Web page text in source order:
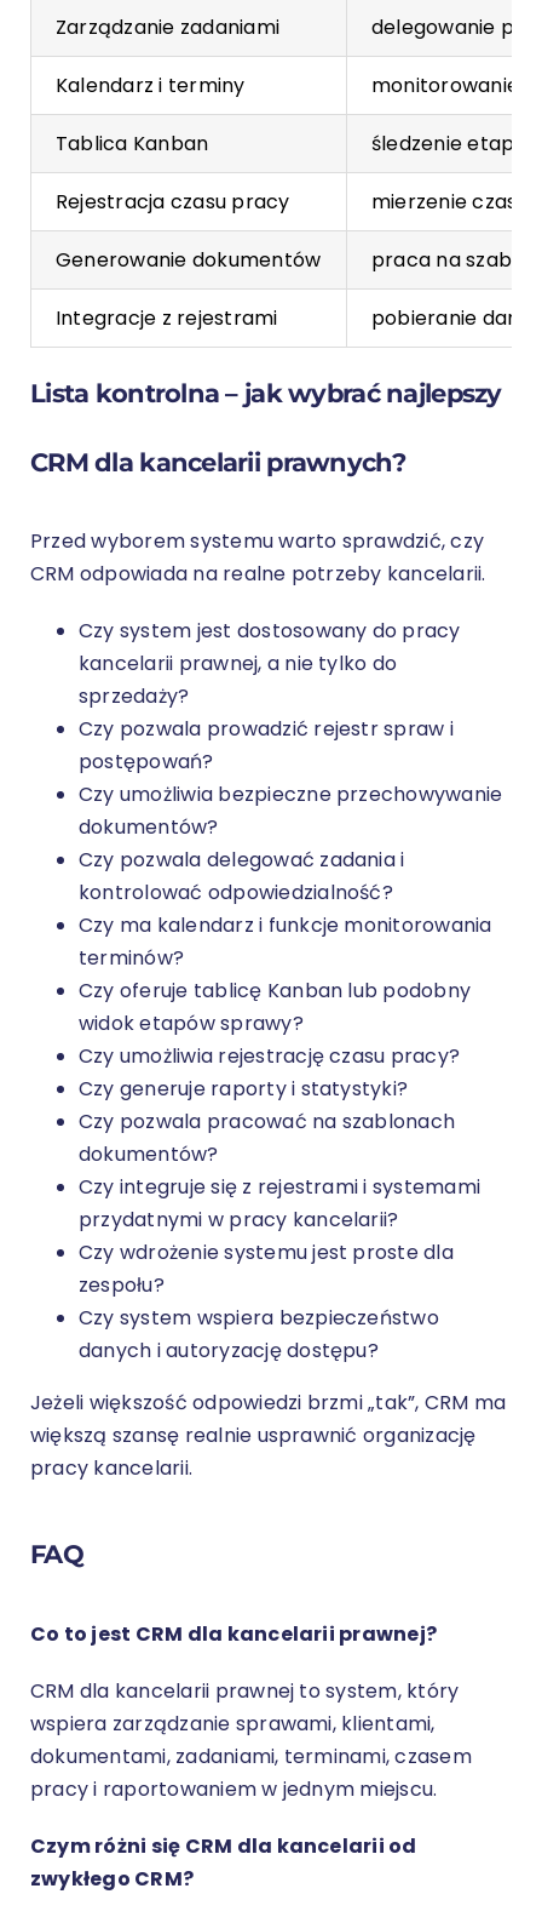
Zarządzanie zadaniami delegowanie
Kalendarz i terminy monitorowanie
Tablica Kanban śledzenie
Rejestracja czasu pracy mierzenie czasu
Generowanie dokumentów praca na
Integracje z rejestrami pobieranie
Lista kontrolna – jak wybrać najlepszy
CRM dla kancelarii prawnych?
Przed wyborem systemu warto sprawdzić, czy
CRM odpowiada na realne potrzeby kancelarii.
Czy system jest dostosowany do pracy
kancelarii prawnej, a nie tylko do
sprzedaży?
Czy pozwala prowadzić rejestr spraw i
postępowań?
Czy umożliwia bezpieczne przechowywanie
dokumentów?
Czy pozwala delegować zadania i
kontrolować odpowiedzialność?
Czy ma kalendarz i funkcje monitorowania
terminów?
Czy oferuje tablicę Kanban lub podobny
widok etapów sprawy?
Czy umożliwia rejestrację czasu pracy?
Czy generuje raporty i statystyki?
Czy pozwala pracować na szablonach
dokumentów?
Czy integruje się z rejestrami i systemami
przydatnymi w pracy kancelarii?
Czy wdrożenie systemu jest proste dla
zespołu?
Czy system wspiera bezpieczeństwo
danych i autoryzację dostępu?
Jeżeli większość odpowiedzi brzmi „tak”, CRM ma
większą szansę realnie usprawnić organizację
pracy kancelarii.
FAQ
Co to jest CRM dla kancelarii prawnej?
CRM dla kancelarii prawnej to system, który
wspiera zarządzanie sprawami, klientami,
dokumentami, zadaniami, terminami, czasem
pracy i raportowaniem w jednym miejscu.
Czym różni się CRM dla kancelarii od
zwykłego CRM?